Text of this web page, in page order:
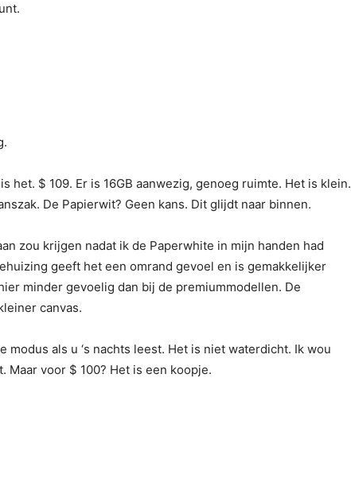
het. $ 109. Er is 16GB aanwezig, genoeg ruimte. Het is klein.
De Papierwit? Geen kans. Dit glijdt naar binnen.
zou krijgen nadat ik de Paperwhite in mijn handen had
geeft het een omrand gevoel en is gemakkelijker
minder gevoelig dan bij de premiummodellen. De
canvas.
modus als u ‘s nachts leest. Het is niet waterdicht. Ik wou
Maar voor $ 100? Het is een koopje.